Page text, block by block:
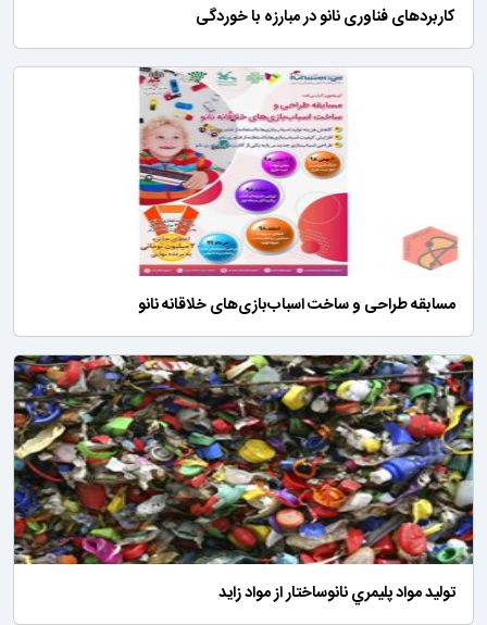
کاربردهای فناوری نانو در مبارزه با خوردگی
مسابقه طراحی و ساخت اسباب‌بازی‌های خلاقانه نانو
توليد مواد پليمري نانوساختار از مواد زايد